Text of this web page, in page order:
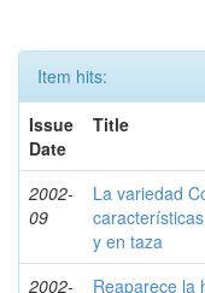
Item hits:
Issue
Date
Title
2002-
09
La variedad
y en taza
2002-
Reaparece la